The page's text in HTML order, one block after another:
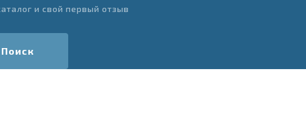
и свой первый отзыв
Поиск